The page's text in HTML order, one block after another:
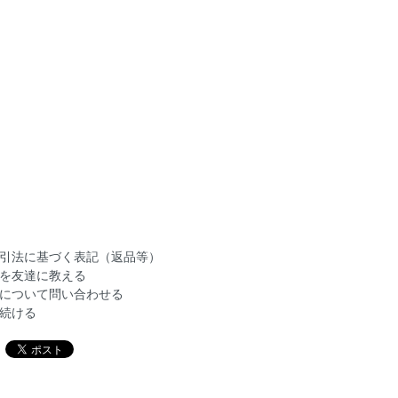
法に基づく表記（返品等）
友達に教える
ついて問い合わせる
ける